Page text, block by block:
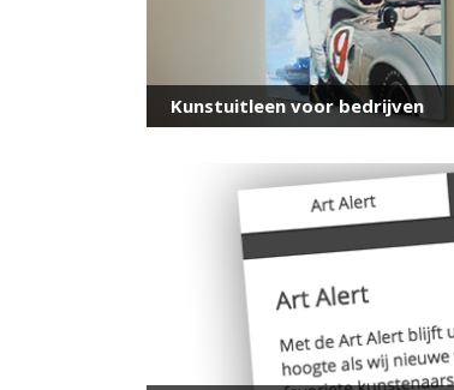
Kunstuitleen voor bedrijven